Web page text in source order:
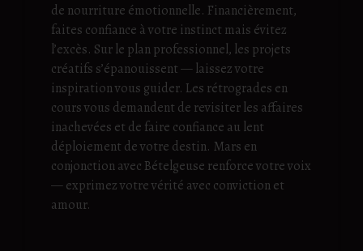
de nourriture émotionnelle. Financièrement,
faites confiance à votre instinct mais évitez
l’excès. Sur le plan professionnel, les projets
créatifs s’épanouissent — laissez votre
inspiration vous guider. Les rétrogrades en
cours vous demandent de revisiter les affaires
inachevées et de faire confiance au lent
déploiement de votre destin. Mars en
conjonction avec Bételgeuse renforce votre voix
— exprimez votre vérité avec conviction et
amour.